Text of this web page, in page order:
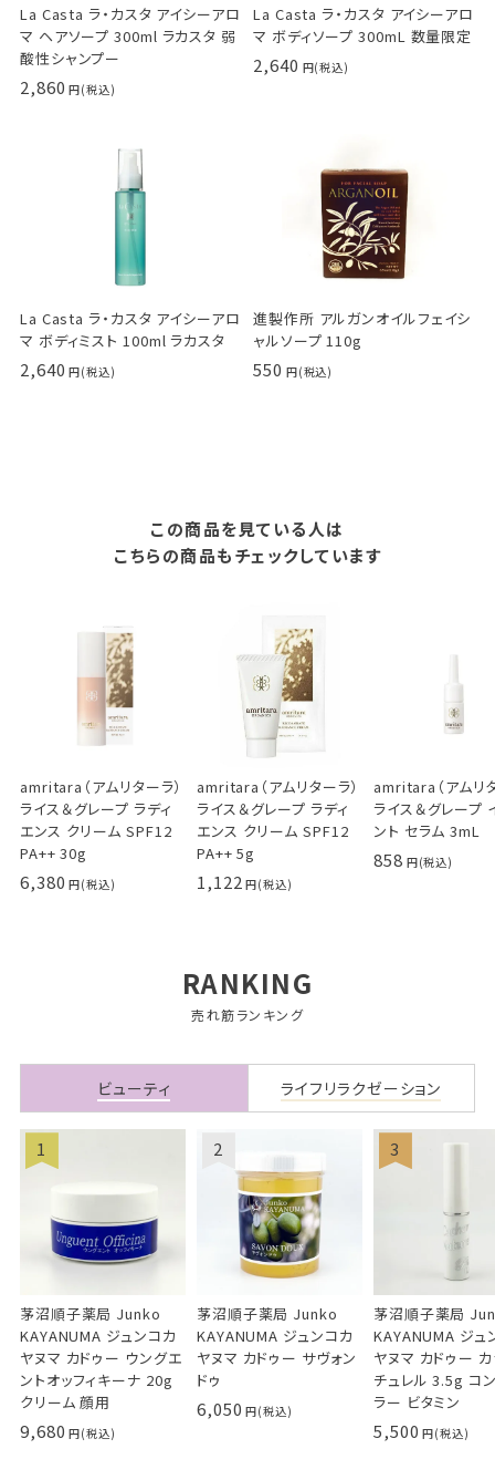
La Casta ラ・カスタ アイシーアロ
マ ヘアソープ 300ml ラカスタ 弱
酸性シャンプー
2,860
La Casta ラ・カスタ アイシーアロ
マ ボディソープ 300mL 数量限定
2,640
La Casta ラ・カスタ アイシーアロ
マ ボディミスト 100ml ラカスタ
2,640
進製作所 アルガンオイルフェイシ
ャルソープ 110g
550
この商品を見ている人は
こちらの商品もチェックしています
amritara（アムリターラ）
ライス＆グレープ ラディ
エンス クリーム SPF12
PA++ 30g
6,380
amritara（アムリターラ）
ライス＆グレープ ラディ
エンス クリーム SPF12
PA++ 5g
1,122
amritara（アムリ
ライス＆グレープ
ント セラム 3mL
858
RANKING
売れ筋ランキング
ビューティ ライフリラクゼーション
茅沼順子薬局 Junko
KAYANUMA ジュンコカ
ヤヌマ カドゥー ウングエ
ントオッフィキーナ 20g
クリーム 顔用
9,680
茅沼順子薬局 Junko
KAYANUMA ジュンコカ
ヤヌマ カドゥー サヴォン
ドゥ
6,050
茅沼順子薬局
KAYANUMA ジュ
ヤヌマ カドゥー
チュレル 3.5g コ
ラー ビタミン
5,500